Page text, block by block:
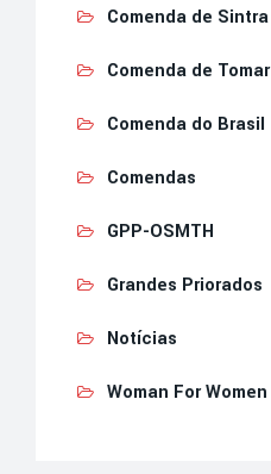
Comenda de Sintra
Comenda de Tomar
Comenda do Brasil
Comendas
GPP-OSMTH
Grandes Priorados
Notícias
Woman For Women